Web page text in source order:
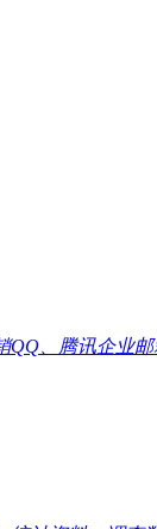
、腾讯企业